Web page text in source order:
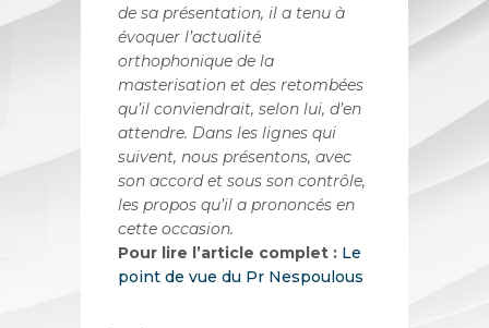
de sa présentation, il a tenu à
évoquer l’actualité
orthophonique de la
masterisation et des retombées
qu’il conviendrait, selon lui, d’en
attendre. Dans les lignes qui
suivent, nous présentons, avec
son accord et sous son contrôle,
les propos qu’il a prononcés en
cette occasion.
Pour lire l’article complet : Le
point de vue du Pr Nespoulous